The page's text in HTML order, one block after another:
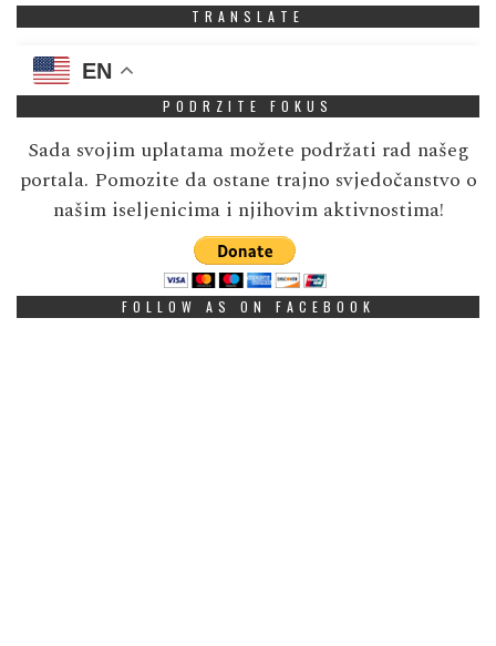
TRANSLATE
EN
PODRZITE FOKUS
Sada svojim uplatama možete podržati rad našeg
portala. Pomozite da ostane trajno svjedočanstvo o
našim iseljenicima i njihovim aktivnostima!
FOLLOW AS ON FACEBOOK